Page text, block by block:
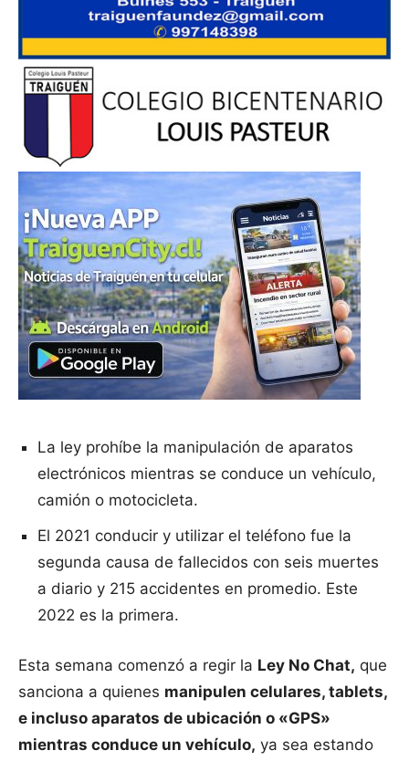
La ley prohíbe la manipulación de aparatos
electrónicos mientras se conduce un vehículo,
camión o motocicleta.
El 2021 conducir y utilizar el teléfono fue la
segunda causa de fallecidos con seis muertes
a diario y 215 accidentes en promedio. Este
2022 es la primera.
Esta semana comenzó a regir la Ley No Chat, que
sanciona a quienes manipulen celulares, tablets,
e incluso aparatos de ubicación o «GPS»
mientras conduce un vehículo, ya sea estando